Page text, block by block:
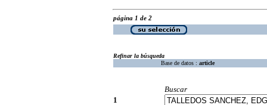
página 1 de 2
Refinar la búsqueda
Base de datos : article
Buscar
1